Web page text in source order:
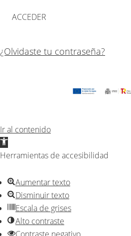
¿Olvidaste tu contraseña?
Ir al contenido
Abrir
barra
herramientas
Herramientas de accesibilidad
Aumentar texto
Disminuir texto
Escala de grises
Alto contraste
Contraste negativo